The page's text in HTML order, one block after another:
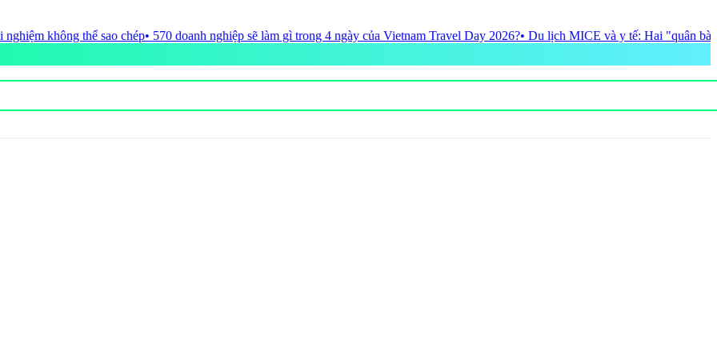
nghiệp sẽ làm gì trong 4 ngày của Vietnam Travel Day 2026? • Du lịch MICE và y tế: Hai "quân bài chiến lược" của TP.HCM tại ITE